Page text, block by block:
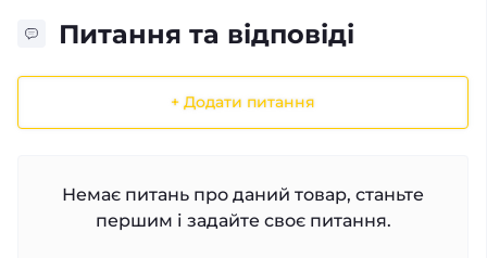
Питання та відповіді
+ Додати питання
Немає питань про даний товар, станьте
першим і задайте своє питання.